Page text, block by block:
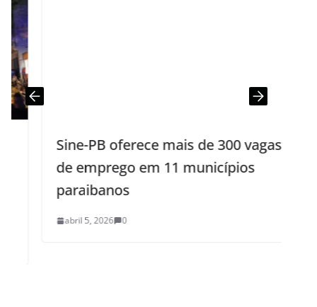
Sine-PB oferece mais de 300 vagas
de emprego em 11 municípios
paraibanos
abril 5, 2026 0